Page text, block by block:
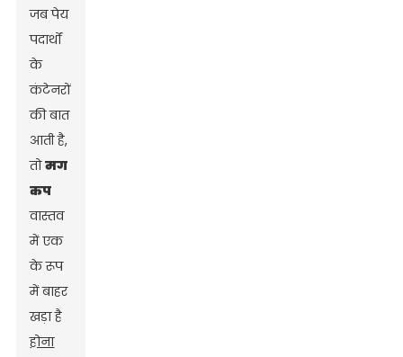
जब पेय
पदार्थों
के
कंटेनरों
की बात
आती है,
तोमग
कप
वास्तव
में एक
के रूप
में बाहर
खड़ा है
होना